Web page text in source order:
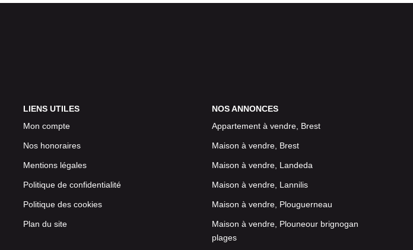
LIENS UTILES
Mon compte
Nos honoraires
Mentions légales
Politique de confidentialité
Politique des cookies
Plan du site
NOS ANNONCES
Appartement à vendre, Brest
Maison à vendre, Brest
Maison à vendre, Landeda
Maison à vendre, Lannilis
Maison à vendre, Plouguerneau
Maison à vendre, Plouneour brignogan
plages